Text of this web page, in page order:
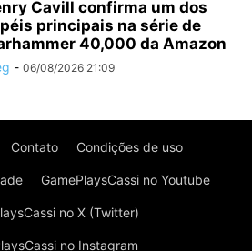
Cavill confirma um dos
principais na série de
40,000 da Amazon
- 06/08/2026 21:09
Contato Condições de uso
GamePlaysCassi no Youtube
no X (Twitter)
no Instagram